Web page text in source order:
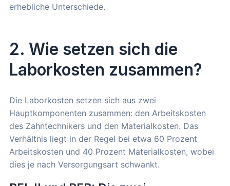
erhebliche Unterschiede.
2. Wie setzen sich die
Laborkosten zusammen?
Die Laborkosten setzen sich aus zwei
Hauptkomponenten zusammen: den Arbeitskosten
des Zahntechnikers und den Materialkosten. Das
Verhältnis liegt in der Regel bei etwa 60 Prozent
Arbeitskosten und 40 Prozent Materialkosten, wobei
dies je nach Versorgungsart schwankt.